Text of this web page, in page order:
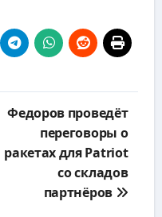
Федоров проведёт
переговоры о
ракетах для Patriot
со складов
партнёров